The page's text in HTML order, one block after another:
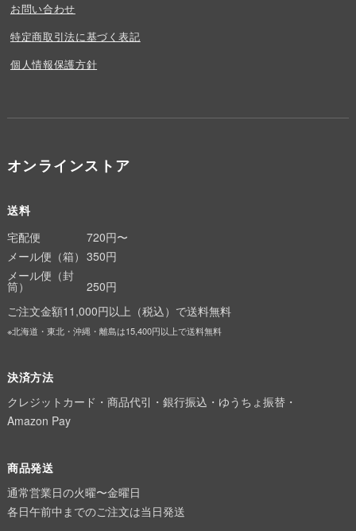
お問い合わせ
特定商取引法に基づく表記
個人情報保護方針
オンラインストア
送料
宅配便
720円〜
メール便（箱） 350円
メール便（封
筒）
250円
ご注文金額11,000円以上（税込）で送料無料
※北海道・東北・沖縄・離島は15,400円以上で送料無料
決済方法
クレジットカード・商品代引・銀行振込・ゆうちょ振替・
Amazon Pay
商品発送
通常営業日の火曜〜金曜日
各日午前中までのご注文は当日発送